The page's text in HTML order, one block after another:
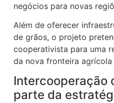
negócios para novas
Além de oferecer
de grãos, o projeto
cooperativista para uma
da nova fronteira agrícola
Intercooperação
parte da